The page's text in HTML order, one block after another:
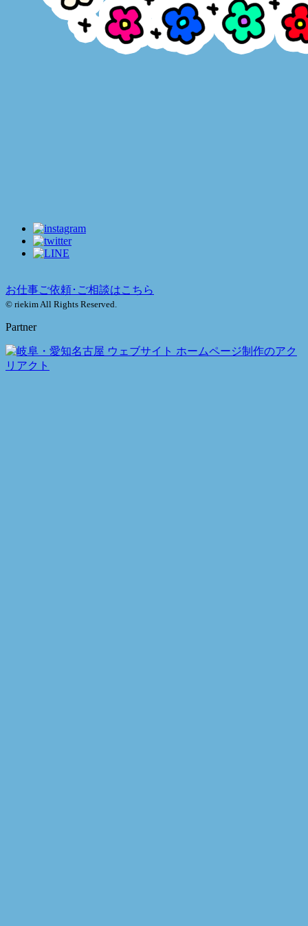
お仕事ご依頼･ご相談はこちら
© riekim All Rights Reserved.
Partner